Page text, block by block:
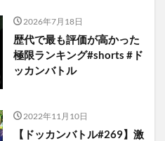
2026年7月18日
歴代で最も評価が高かった
極限ランキング#shorts #ド
ッカンバトル
2022年11月10日
【ドッカンバトル#269】激